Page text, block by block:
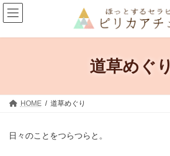
コ
ン
テ
ン
ナ
ビ
ゲ
ー
道草めぐり
HOME 道草めぐり
日々のことをつらつらと。